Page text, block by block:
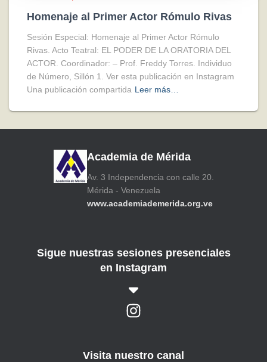
Homenaje al Primer Actor Rómulo Rivas
Sesión Especial: Homenaje al Primer Actor Rómulo
Rivas. Acto Teatral: EL PODER DE LA ORATORIA DEL
ACTOR. Coordinador: – Prof. Freddy Torres. Individuo
de Número, Sillón 1. Ver esta publicación en Instagram
Una publicación compartida Leer más…
Academia de Mérida
Av. 3 Independencia con calle 20.
Mérida - Venezuela
www.academiademerida.org.ve
Sigue nuestras sesiones presenciales
en Instagram
Visita nuestro canal